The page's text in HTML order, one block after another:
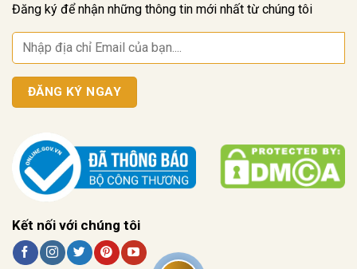
Đăng ký để nhận những thông tin mới nhất từ chúng tôi
Kết nối với chúng tôi